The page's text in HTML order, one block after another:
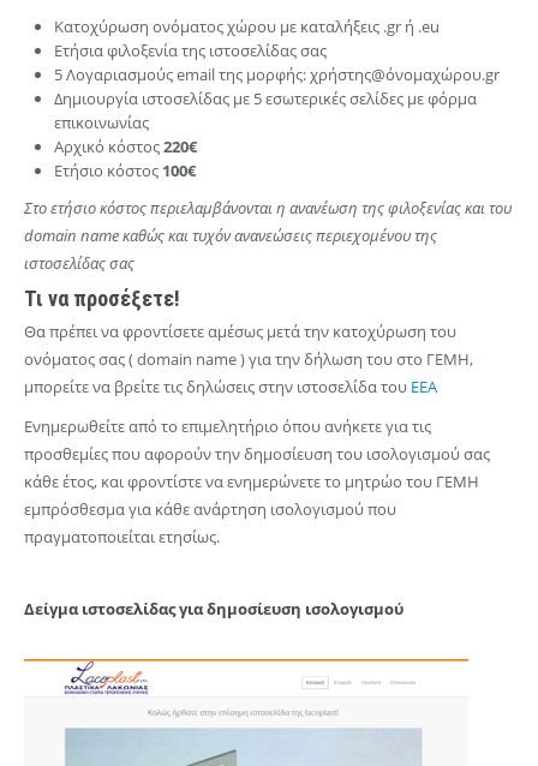
Κατοχύρωση ονόματος χώρου με καταλήξεις .gr ή .eu
Ετήσια φιλοξενία της ιστοσελίδας σας
5 Λογαριασμούς email της μορφής: χρήστης@όνομαχώρου.gr
Δημιουργία ιστοσελίδας με 5 εσωτερικές σελίδες με φόρμα
επικοινωνίας
Αρχικό κόστος220€
Ετήσιο κόστος 100€
Στo ετήσιo κόστος περιελαμβάνονται η ανανέωση της φιλοξενίας και του
domain name καθώς και τυχόν ανανεώσεις περιεχομένου της
ιστοσελίδας σας
Τι να προσέξετε!
Θα πρέπει να φροντίσετε αμέσως μετά την κατοχύρωση του
ονόματος σας ( domain name ) για την δήλωση του στο ΓΕΜΗ,
μπορείτε να βρείτε τις δηλώσεις στην ιστοσελίδα του ΕΕΑ
Ενημερωθείτε από το επιμελητήριο όπου ανήκετε για τις
προσθεμίες που αφορούν την δημοσίευση του ισολογισμού σας
κάθε έτος, και φροντίστε να ενημερώνετε το μητρώο του ΓΕΜΗ
εμπρόσθεσμα για κάθε ανάρτηση ισολογισμού που
πραγματοποιείται ετησίως.
Δείγμα ιστοσελίδας για δημοσίευση ισολογισμού